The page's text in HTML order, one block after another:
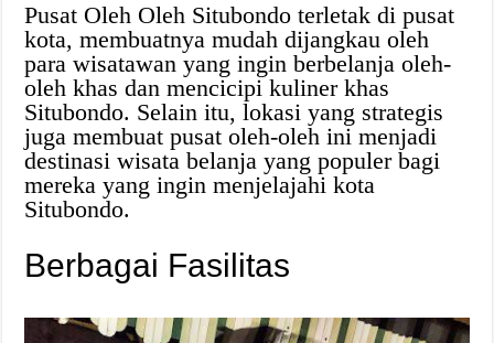
Pusat Oleh Oleh Situbondo terletak di pusat
kota, membuatnya mudah dijangkau oleh
para wisatawan yang ingin berbelanja oleh-
oleh khas dan mencicipi kuliner khas
Situbondo. Selain itu, lokasi yang strategis
juga membuat pusat oleh-oleh ini menjadi
destinasi wisata belanja yang populer bagi
mereka yang ingin menjelajahi kota
Situbondo.
Berbagai Fasilitas